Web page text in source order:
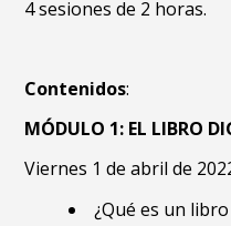
4 sesiones de 2 horas.
Contenidos:
MÓDULO 1: EL LIBRO
Viernes 1 de abril de
¿Qué es un